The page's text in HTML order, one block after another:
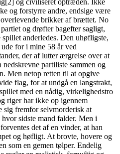
og forstyrre andre, endsige være
brikker af brættet. No
og drøfter bagefter sagligt,
anderledes. Den uhøfligste,
for i mine 58 år ved
der af lutter ærgrelse over at
partiliste sammen og
Men netop retten til at opgive
flag, for at undgå en langstrakt,
med en nådig, virkelighedstro
riger har ikke op igennem
sig fremfor selvmorderisk at
sidste mand falder. Men i
det af en vinder, at han
og høfligt. At brovte, hovere og
som en gemen tølper. Endelig